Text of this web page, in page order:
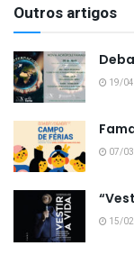
Outros artigos
19/
07/
15/